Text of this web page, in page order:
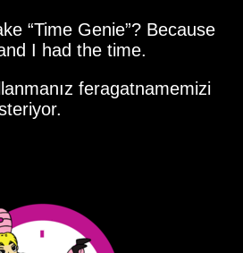
Time Genie ? Because
I had the time.
feragatnamemizi